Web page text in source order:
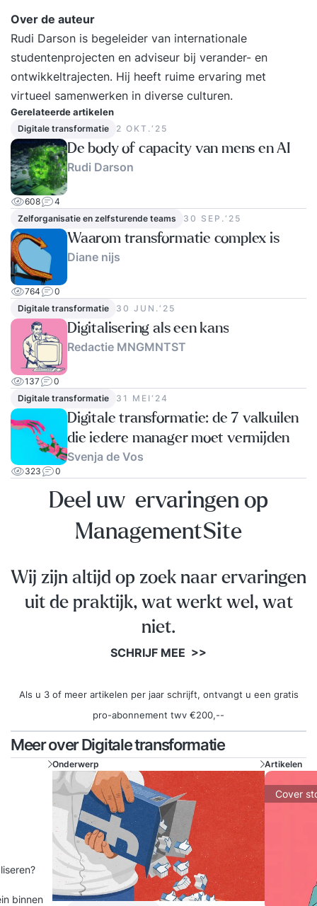
Over de auteur
Rudi Darson is begeleider van internationale
studentenprojecten en adviseur bij verander- en
ontwikkeltrajecten. Hij heeft ruime ervaring met
virtueel samenwerken in diverse culturen.
Gerelateerde artikelen
Digitale transformatie 2 OKT.‘25
De body of capacity van mens en AI
Rudi Darson
608
4
Zelforganisatie en zelfsturende teams
30 SEP.‘25
Waarom transformatie complex is
Diane nijs
764
0
Digitale transformatie
30 JUN.‘25
Digitalisering als een kans
Redactie MNGMNTST
137
0
Digitale transformatie
31 MEI‘24
Digitale transformatie: de 7 valkuilen
die iedere manager moet vermijden
Svenja de Vos
323 0
Deel uw ervaringen op
ManagementSite
Wij zijn altijd op zoek naar ervaringen
uit de praktijk, wat werkt wel, wat
niet.
SCHRIJF MEE >>
Als u 3 of meer artikelen per jaar schrijft, ontvangt u een gratis
pro-abonnement twv €200,--
Meer over Digitale transformatie
binnen
Onderwerp Artikelen
Cover